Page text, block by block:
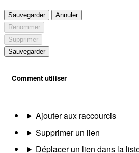
Sauvegarder
Annuler
Renommer
Supprimer
Sauvegarder
Comment utiliser
Ajouter aux raccourcis
Supprimer un lien
Déplacer un lien dans la